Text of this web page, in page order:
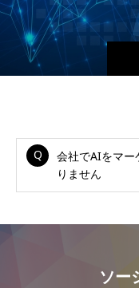
会社でAIをマー
りません
ソー